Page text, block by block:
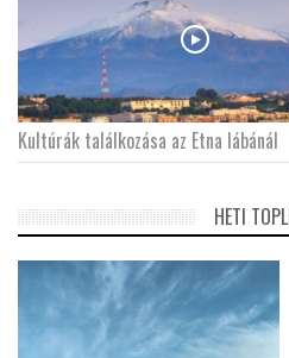
Kultúrák találkozása az Etna lábánál
HETI